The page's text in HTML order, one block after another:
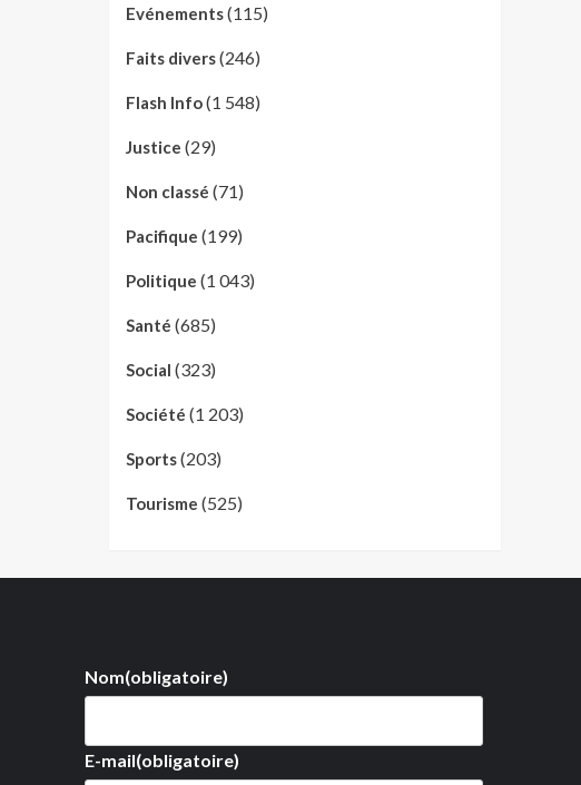
Evénements(115)
Faits divers(246)
Flash Info(1 548)
Justice (29)
Non classé (71)
Pacifique (199)
Politique (1 043)
Santé (685)
Social (323)
Société (1 203)
Sports(203)
Tourisme (525)
Nom(obligatoire)
E-mail(obligatoire)